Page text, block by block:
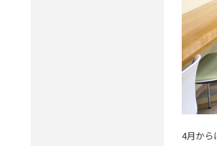
4月から